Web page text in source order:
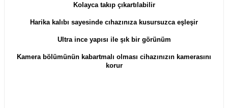
Kolayca takıp çıkartılabilir
Harika kalıbı sayesinde cıhazınıza kusursuzca eşleşir
Ultra ince yapısı ile şık bir görünüm
Kamera bölümünün kabartmalı olması cihazınızın kamerasını
korur